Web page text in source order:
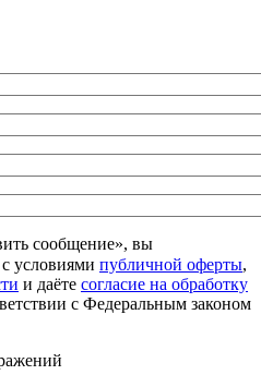
сообщение», вы
с условиями публичной оферты,
и даёте согласие на обработку
с Федеральным законом